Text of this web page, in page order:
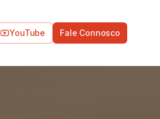
YouTube Fale Connosco